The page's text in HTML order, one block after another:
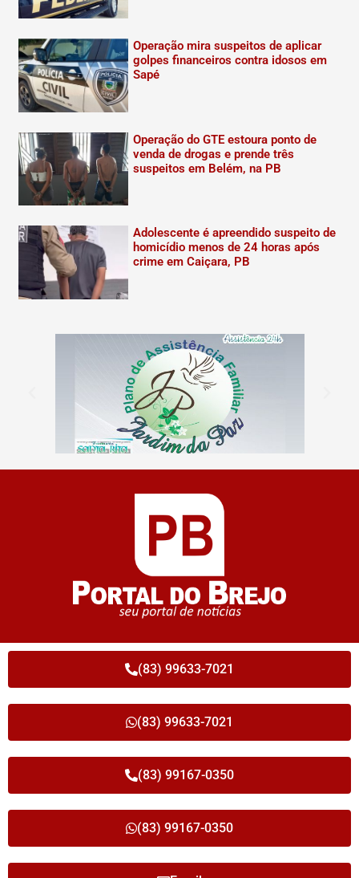
Operação mira suspeitos de aplicar
golpes financeiros contra idosos em
Sapé
Operação do GTE estoura ponto de
venda de drogas e prende três
suspeitos em Belém, na PB
Adolescente é apreendido suspeito de
homicídio menos de 24 horas após
crime em Caiçara, PB
(83) 99633-7021
(83) 99633-7021
(83) 99167-0350
(83) 99167-0350